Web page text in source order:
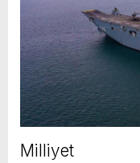
Milliyet